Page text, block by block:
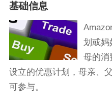
基础信息
划或妈
母的消
设立的优惠计划，母亲、
可参与。